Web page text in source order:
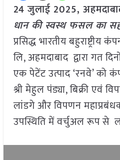
24 जुलाई 2025,
धान की स्वस्थ फसल का
प्रसिद्ध भारतीय बहुराष्ट्रीय
लि, अहमदाबाद द्वारा गत
एक पेटेंट उत्पाद ‘रनवे’ को
श्री मेहुल पंड्या, बिक्री एवं
लांडगे और विपणन
उपस्थिति में वर्चुअल रूप से